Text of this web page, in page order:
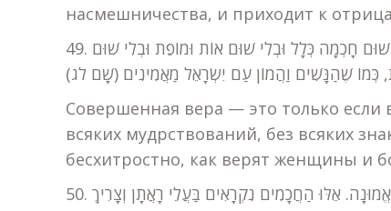
насмешничества, и приходит к
49. מט. שְׁלֵמוּת הָאֱמוּנָה הִיא רַק כְּשֶׁמַּאֲמִין בַּשֵּׁם יִתְבָּרַךְ בְּלִי שׁוּם חָכְמָה כְּלָל וּבְלִי שׁוּם אוֹת וּמוֹפֵת וּבְלִי שׁוּם
Совершенная вера — это только если
всяких мудрствований, без всяких
бесхитростно, как верят женщины и
50. נ. יֵשׁ חֲכָמִים שֶׁהֵם חֲכָמִים אֲפִלּוּ בְּחָכְמוֹת הַתּוֹרָה וְאֵין לָהֶם אֱמוּנָה. אֵלּוּ הַחֲכָמִים נִקְרָאִים בַּעֲלֵי רָאֲתָן וְצָרִיךְ